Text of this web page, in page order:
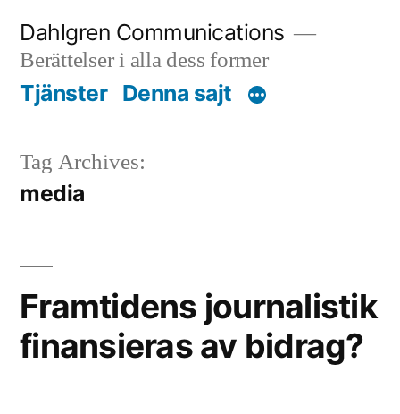
content
Dahlgren Communications
Berättelser i alla dess former
Tjänster Denna sajt
Tag Archives:
media
Framtidens journalistik
finansieras av bidrag?